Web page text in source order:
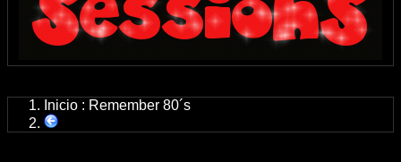
Inicio : Remember 80´s